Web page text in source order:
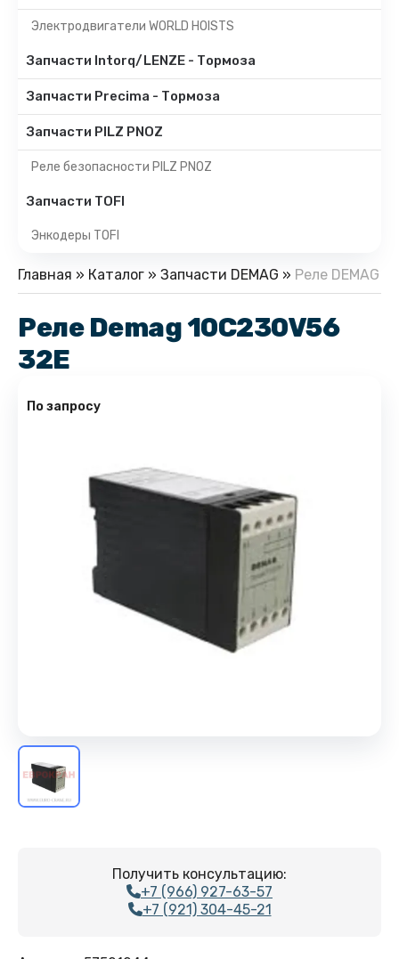
Электродвигатели WORLD HOISTS
Запчасти Intorq/LENZE - Тормоза
Запчасти Precima - Тормоза
Запчасти PILZ PNOZ
Реле безопасности PILZ PNOZ
Запчасти TOFI
Энкодеры TOFI
Главная » Каталог » Запчасти DEMAG » Реле DEMAG
Реле Demag 10C230V56
32E
По запросу
Получить консультацию:
+7 (966) 927-63-57
+7 (921) 304-45-21